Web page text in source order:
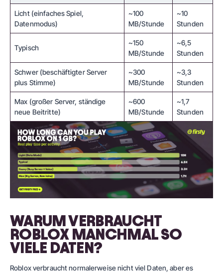
Licht (einfaches Spiel,
Datenmodus)
~100
MB/Stunde
~10
Stunden
Typisch
~150
MB/Stunde
~6,5
Stunden
Schwer (beschäftigter Server
plus Stimme)
~300
MB/Stunde
~3,3
Stunden
Max (großer Server, ständige
neue Beitritte)
~600
MB/Stunde
~1,7
Stunden
WARUM VERBRAUCHT
ROBLOX MANCHMAL SO
VIELE DATEN?
Roblox verbraucht normalerweise nicht viel Daten, aber es